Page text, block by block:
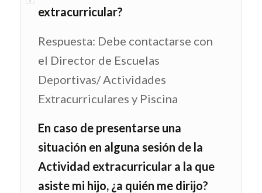
extracurricular?
Respuesta: Debe contactarse con
el Director de Escuelas
Deportivas/ Actividades
Extracurriculares y Piscina
En caso de presentarse una
situación en alguna sesión de la
Actividad extracurricular a la que
asiste mi hijo, ¿a quién me dirijo?